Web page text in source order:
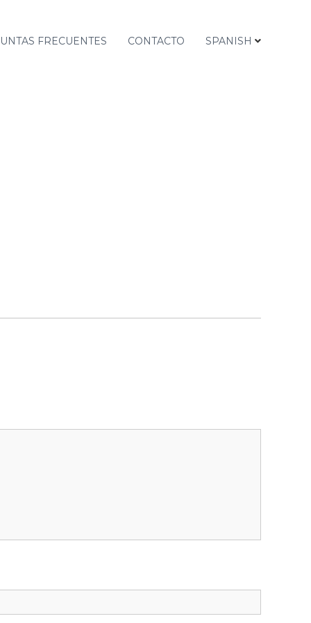
FRECUENTES CONTACTO SPANISH